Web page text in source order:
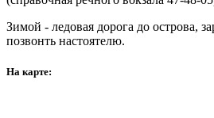
Зимой - ледовая дорога до острова,
позвонть настоятелю.
На карте: